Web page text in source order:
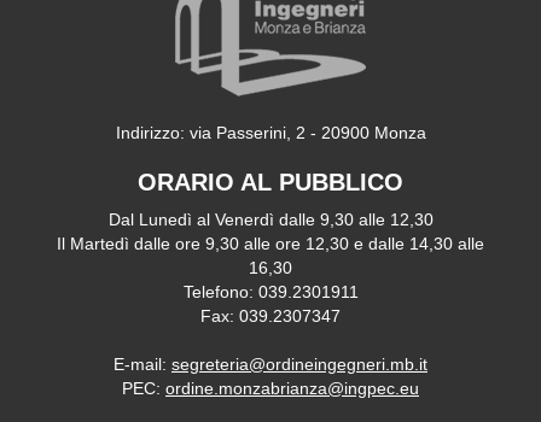
Indirizzo: via Passerini, 2 - 20900 Monza
ORARIO AL PUBBLICO
Dal Lunedì al Venerdì dalle 9,30 alle 12,30
Il Martedì dalle ore 9,30 alle ore 12,30 e dalle 14,30 alle
16,30
Telefono: 039.2301911
Fax: 039.2307347
E-mail: segreteria@ordineingegneri.mb.it
PEC: ordine.monzabrianza@ingpec.eu